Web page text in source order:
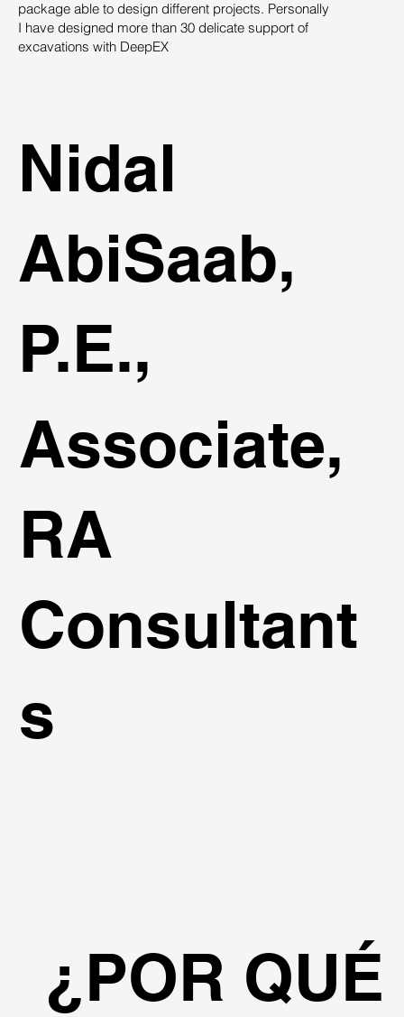
package able to design different projects. Personally
I have designed more than 30 delicate support of
excavations with DeepEX
Nidal
AbiSaab,
P.E.,
Associate,
RA
Consultant
s
¿POR